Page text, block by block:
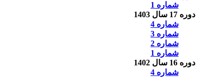
شماره 1
دوره 17 سال 1403
شماره 4
شماره 3
شماره 2
شماره 1
دوره 16 سال 1402
شماره 4